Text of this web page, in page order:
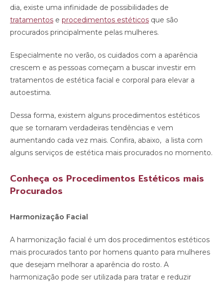
dia, existe uma infinidade de possibilidades de
tratamentos e procedimentos estéticos que são
procurados principalmente pelas mulheres.
Especialmente no verão, os cuidados com a aparência
crescem e as pessoas começam a buscar investir em
tratamentos de estética facial e corporal para elevar a
autoestima.
Dessa forma, existem alguns procedimentos estéticos
que se tornaram verdadeiras tendências e vem
aumentando cada vez mais. Confira, abaixo, a lista com
alguns serviços de estética mais procurados no momento.
Conheça os Procedimentos Estéticos mais
Procurados
Harmonização Facial
A harmonização facial é um dos procedimentos estéticos
mais procurados tanto por homens quanto para mulheres
que desejam melhorar a aparência do rosto. A
harmonização pode ser utilizada para tratar e reduzir